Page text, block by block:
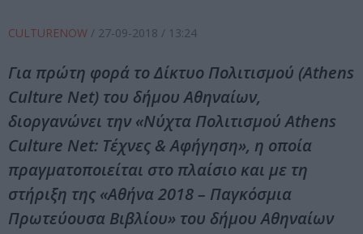
CULTURENOW / 27-09-2018 / 13:24
Για πρώτη φορά το Δίκτυο Πολιτισμού (Athens
Culture Net) του δήμου Αθηναίων,
διοργανώνει την «Νύχτα Πολιτισμού Athens
Culture Net: Τέχνες & Αφήγηση», η οποία
πραγματοποιείται στο πλαίσιο και με τη
στήριξη της «Αθήνα 2018 – Παγκόσμια
Πρωτεύουσα Βιβλίου» του δήμου Αθηναίων